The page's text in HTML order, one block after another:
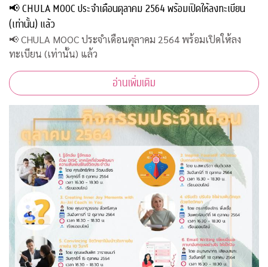
📢 CHULA MOOC ประจำเดือนตุลาคม 2564 พร้อมเปิดให้ลงทะเบียน
(เท่านั้น) แล้ว
📢 CHULA MOOC ประจำเดือนตุลาคม 2564 พร้อมเปิดให้ลง
ทะเบียน (เท่านั้น) แล้ว
อ่านเพิ่มเติม